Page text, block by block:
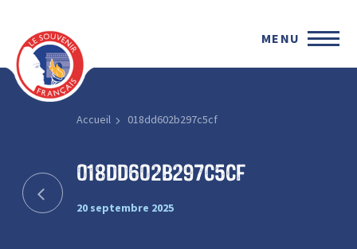
MENU
Accueil 018dd602b297c5cf
018dd602b297c5cf
20 septembre 2025